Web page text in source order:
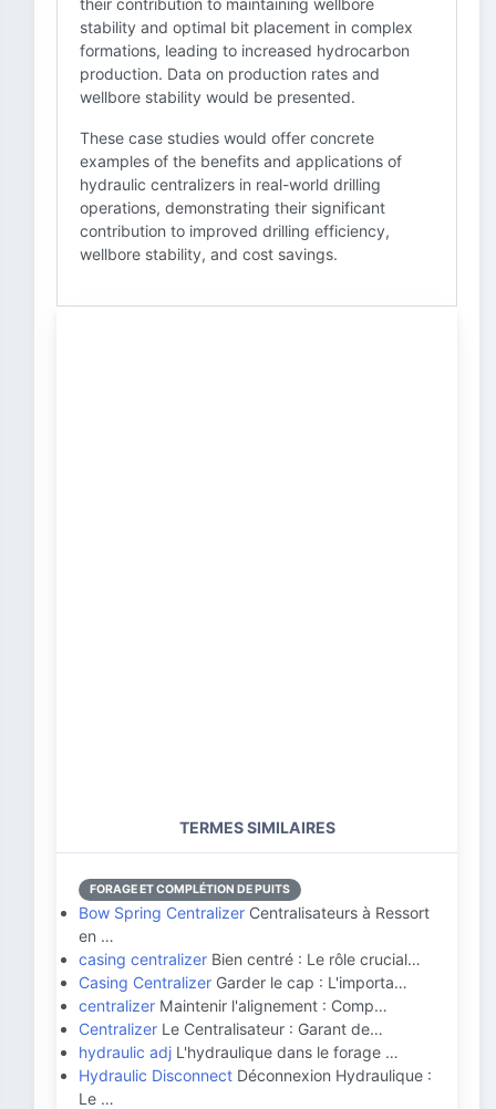
their contribution to maintaining wellbore
stability and optimal bit placement in complex
formations, leading to increased hydrocarbon
production. Data on production rates and
wellbore stability would be presented.
These case studies would offer concrete
examples of the benefits and applications of
hydraulic centralizers in real-world drilling
operations, demonstrating their significant
contribution to improved drilling efficiency,
wellbore stability, and cost savings.
TERMES SIMILAIRES
FORAGE ET COMPLÉTION DE PUITS
Bow Spring Centralizer Centralisateurs à Ressort
en …
casing centralizer Bien centré : Le rôle crucial…
Casing Centralizer Garder le cap : L'importa…
centralizer Maintenir l'alignement : Comp…
Centralizer Le Centralisateur : Garant de…
hydraulic adj L'hydraulique dans le forage …
Hydraulic Disconnect Déconnexion Hydraulique :
Le …